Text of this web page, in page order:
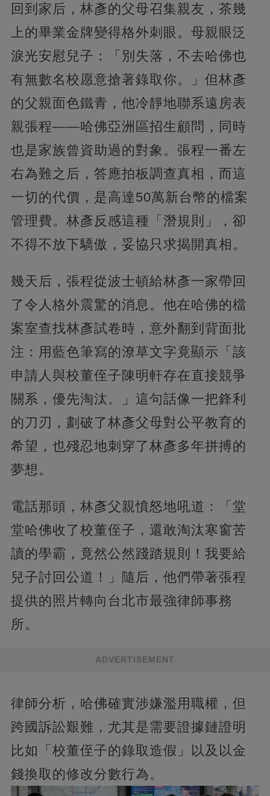
回到家后，林彥的父母召集親友，茶幾
上的畢業金牌變得格外刺眼。母親眼泛
淚光安慰兒子：「別失落，不去哈佛也
有無數名校愿意搶著錄取你。」但林彥
的父親面色鐵青，他冷靜地聯系遠房表
親張程——哈佛亞洲區招生顧問，同時
也是家族曾資助過的對象。張程一番左
右為難之后，答應拍板調查真相，而這
一切的代價，是高達50萬新台幣的檔案
管理費。林彥反感這種「潛規則」，卻
不得不放下驕傲，妥協只求揭開真相。
幾天后，張程從波士頓給林彥一家帶回
了令人格外震驚的消息。他在哈佛的檔
案室查找林彥試卷時，意外翻到背面批
注：用藍色筆寫的潦草文字竟顯示「該
申請人與校董侄子陳明軒存在直接競爭
關系，優先淘汰。」這句話像一把鋒利
的刀刃，劃破了林彥父母對公平教育的
希望，也殘忍地刺穿了林彥多年拼搏的
夢想。
電話那頭，林彥父親憤怒地吼道：「堂
堂哈佛收了校董侄子，還敢淘汰寒窗苦
讀的學霸，竟然公然踐踏規則！我要給
兒子討回公道！」隨后，他們帶著張程
提供的照片轉向台北市最強律師事務
所。
ADVERTISEMENT
律師分析，哈佛確實涉嫌濫用職權，但
跨國訴訟艱難，尤其是需要證據鏈證明
比如「校董侄子的錄取造假」以及以金
錢換取的修改分數行為。